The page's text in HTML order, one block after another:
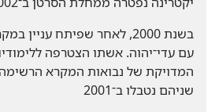
בשנת 2000,‏ לאחר שפיתח
עם עדי־יהוה.‏ אשתו הצטרפה
המדויקת של נבואות המקרא
שניהם נטבלו ב־2001